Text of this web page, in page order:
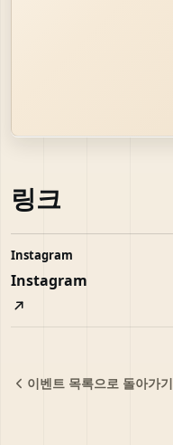
링크
Instagram
Instagram
이벤트 목록으로 돌아가기